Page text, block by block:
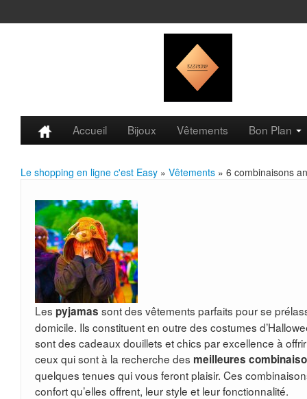
Accueil Bijoux Vêtements Bon Plan
Le shopping en ligne c'est Easy » Vêtements » 6 combinaisons
Les pyjamas sont des vêtements parfaits pour se
domicile. Ils constituent en outre des costumes
sont des cadeaux douillets et chics par excellence à
ceux qui sont à la recherche des meilleures
quelques tenues qui vous feront plaisir. Ces
confort qu’elles offrent, leur style et leur fonctionnalité.